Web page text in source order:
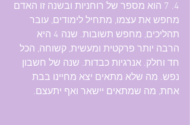
4. 7 הוא מספר של רוחניות ובשנה זו האדם
מחפש את עצמו, מתחיל לימודים, עובר
תהליכים, מחפש תשובות. שנה 4 היא
הרבה יותר פרקטית ומעשית, קשוחה, הכל
חד וחלק. אנרגיות כבדות. שנה של חשבון
נפש. מה שלא מתאים יצא מחיינו בבת
אחת, מה שמתאים יישאר ואף יתעצם.